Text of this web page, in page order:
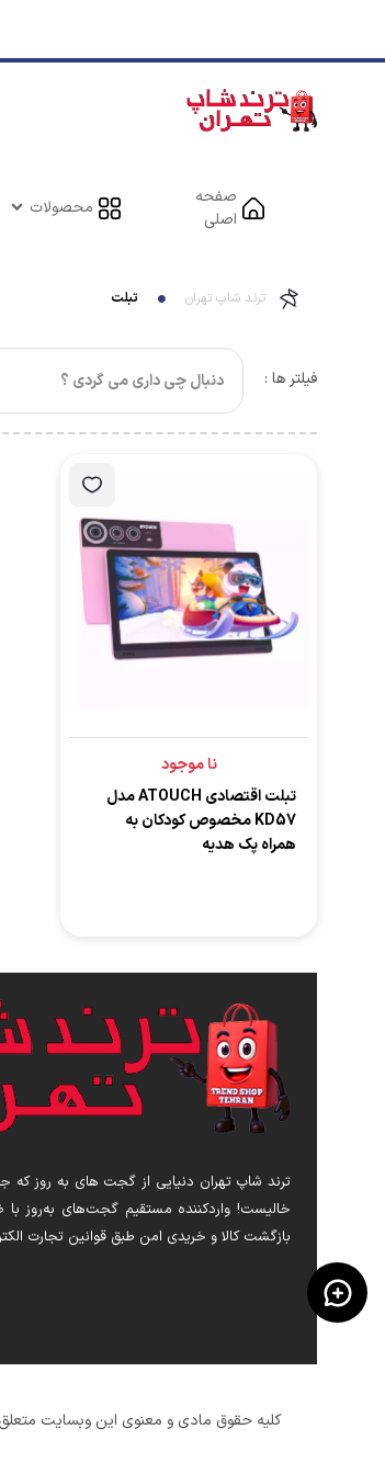
صفحه
اصلی
محصولات
ترند شاپ تهران تبلت
فیلتر ها :
نا موجود
تبلت اقتصادی ATOUCH مدل
KD57 مخصوص کودکان به
همراه پک هدیه
ترند شاپ تهران دنیایی از گجت های به روز که
بازگشت کالا و خریدی امن طبق قوانین تجارت
کلیه حقوق مادی و معنوی این وبسایت